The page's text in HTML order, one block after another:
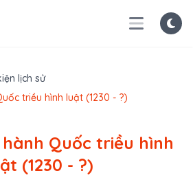
lịch sử
triều hình luật (1230 - ?)
hành Quốc triều hình
(1230 - ?)